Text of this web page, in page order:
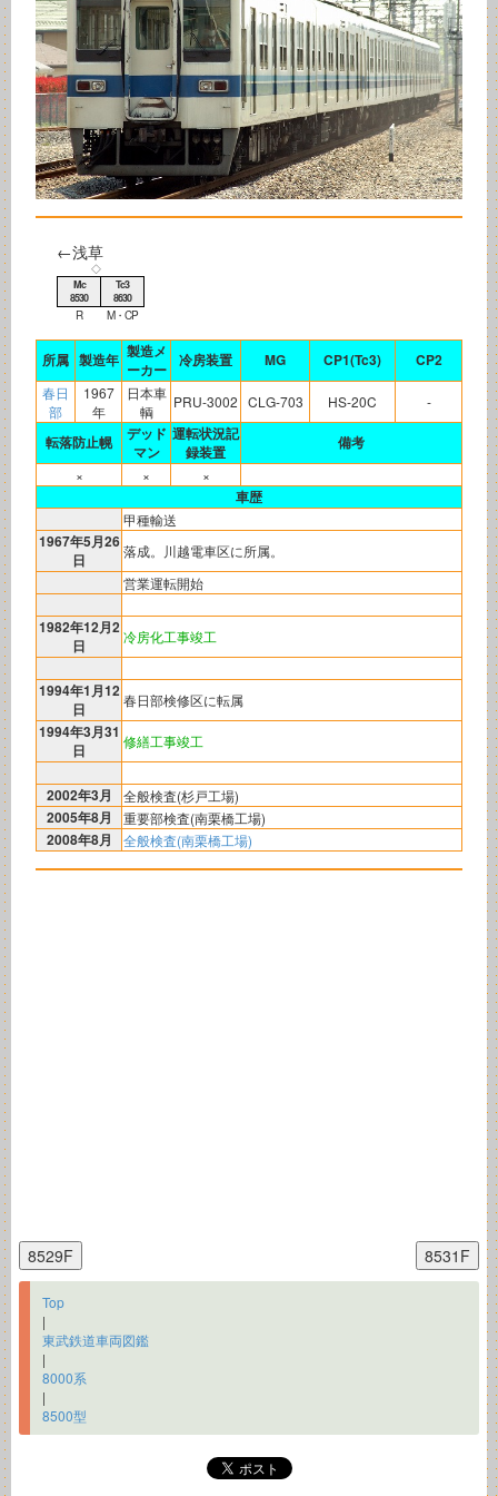
←浅草
◇
Mc
8530
Tc3
8630
R M・CP
所属 製造年 製造メ
ーカー
冷房装置 MG CP1(Tc3) CP2
春日
部
1967
年
日本車
輌
PRU-3002 CLG-703 HS-20C -
転落防止幌
デッド
マン
運転状況記
録装置
備考
× × ×
車歴
甲種輸送
1967年5月26
日
落成。川越電車区に所属。
営業運転開始
1982年12月2
日
冷房化工事竣工
1994年1月12
日
春日部検修区に転属
1994年3月31
日
修繕工事竣工
2002年3月 全般検査(杉戸工場)
2005年8月 重要部検査(南栗橋工場)
2008年8月 全般検査(南栗橋工場)
Top
|
東武鉄道車両図鑑
|
8000系
|
8500型